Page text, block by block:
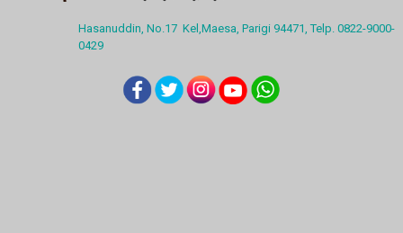
Hasanuddin, No.17 Kel,Maesa, Parigi 94471, Telp. 0822-9000-
0429